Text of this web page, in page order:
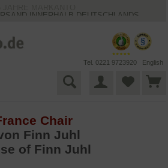
INNERHALB DEUTSCHLANDS
ZAHLUNGSMÖGLICHKEITEN
GARANTIE
Tel. 0221 9723920 English
Chair
Finn Juhl
of Finn Juhl